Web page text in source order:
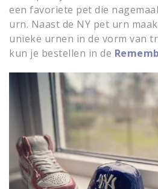
een favoriete pet die
urn. Naast de NY pet urn
unieke urnen in de vorm van
kun je bestellen in de